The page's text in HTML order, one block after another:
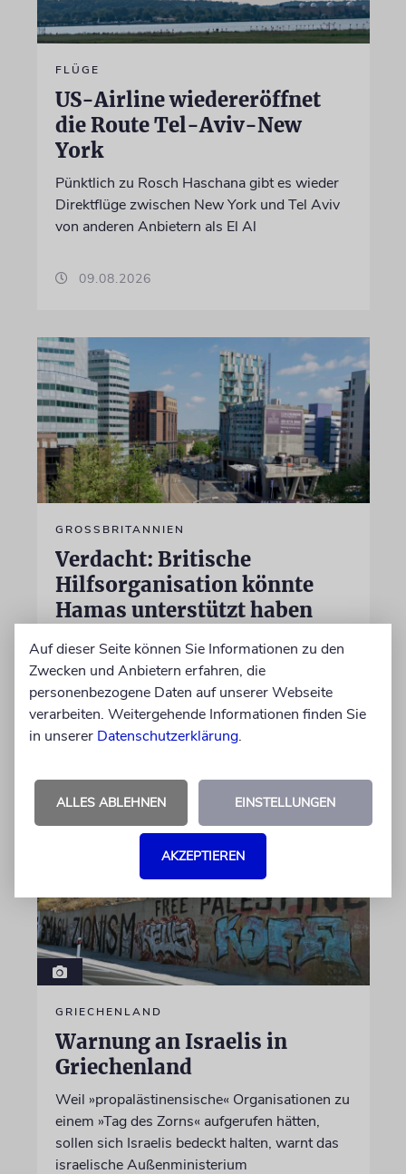
FLÜGE
US-Airline wiedereröffnet
die Route Tel-Aviv-New
York
Pünktlich zu Rosch Haschana gibt es wieder
Direktflüge zwischen New York und Tel Aviv
von anderen Anbietern als El Al
09.08.2026
GROSSBRITANNIEN
Verdacht: Britische
Hilfsorganisation könnte
Hamas unterstützt haben
Die Anti-Terror-Polizei Londons untersucht,
ob eine muslimische Hilfsorganisation von der
Terrorfinanzierung mit ihren Spenden wusste
oder nicht
GRIECHENLAND
Warnung an Israelis in
Griechenland
Weil »propalästinensische« Organisationen zu
einem »Tag des Zorns« aufgerufen hätten,
sollen sich Israelis bedeckt halten, warnt das
israelische Außenministerium
Auf dieser Seite können Sie Informationen zu den
Zwecken und Anbietern erfahren, die
personenbezogene Daten auf unserer Webseite
verarbeiten. Weitergehende Informationen finden Sie
in unserer Datenschutzerklärung.
ALLES ABLEHNEN EINSTELLUNGEN
AKZEPTIEREN